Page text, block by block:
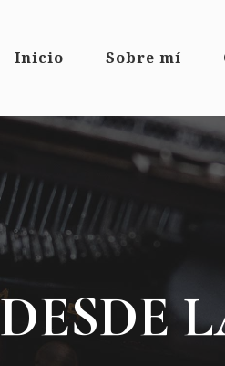
Inicio Sobre mí